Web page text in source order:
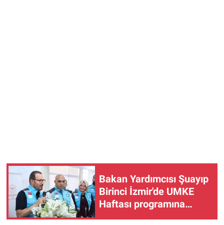
Bakan Yardımcısı Şuayıp
Birinci İzmir'de UMKE
Haftası programına
katıldı